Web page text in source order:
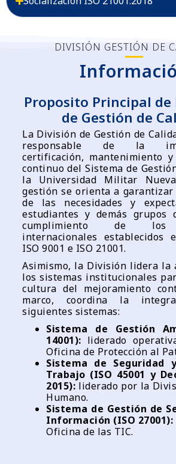
DIVISIÓN GESTIÓN DE
Proposito Principal de
de Gestión de
La División de Gestión de
responsable de la
certificación, mantenimiento
continuo del Sistema de
la Universidad Militar
gestión se orienta a
de las necesidades y
estudiantes y demás grupos
cumplimiento de los
internacionales establecidos
ISO 9001 e ISO 21001.
Asimismo, la División lidera la
los sistemas institucionales
cultura del mejoramiento
marco, coordina la
siguientes sistemas:
Sistema de Gestión
14001): liderado
Oficina de Protección al
Sistema de Seguridad
Trabajo (ISO 45001 y
2015): liderado por la
Humano.
Sistema de Gestión de
Información (ISO 27001):
Oficina de las TIC.